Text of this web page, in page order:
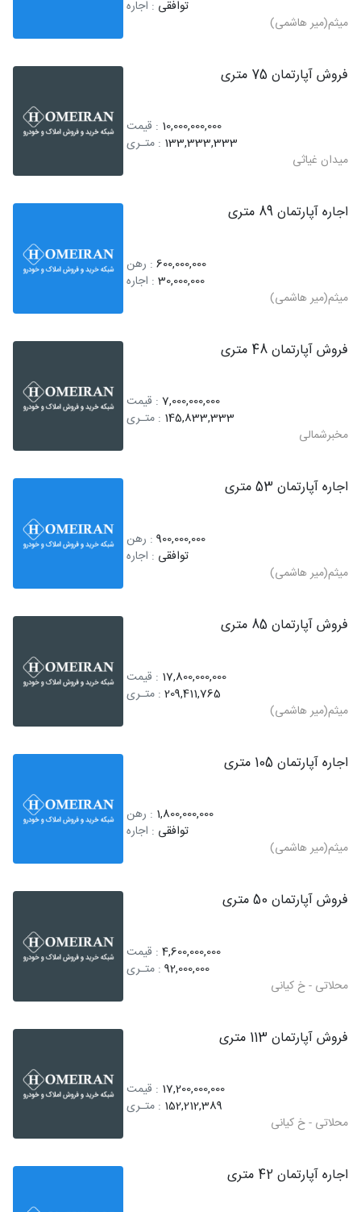
توافقی : اجاره
میثم(میر هاشمی)
فروش آپارتمان 75 متری
10,000,000,000 : قیمت
133,333,333 : متـری
میدان غیاثی
اجاره آپارتمان 89 متری
600,000,000 : رهن
30,000,000 : اجاره
میثم(میر هاشمی)
فروش آپارتمان 48 متری
7,000,000,000 : قیمت
145,833,333 : متـری
مخبرشمالی
اجاره آپارتمان 53 متری
900,000,000 : رهن
توافقی : اجاره
میثم(میر هاشمی)
فروش آپارتمان 85 متری
17,800,000,000 : قیمت
209,411,765 : متـری
میثم(میر هاشمی)
اجاره آپارتمان 105 متری
1,800,000,000 : رهن
توافقی : اجاره
میثم(میر هاشمی)
فروش آپارتمان 50 متری
4,600,000,000 : قیمت
92,000,000 : متـری
محلاتی - خ کیانی
فروش آپارتمان 113 متری
17,200,000,000 : قیمت
152,212,389 : متـری
محلاتی - خ کیانی
اجاره آپارتمان 42 متری